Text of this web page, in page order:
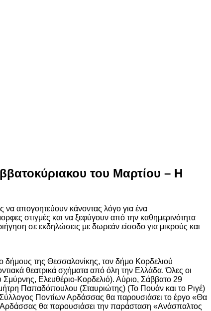
του Μαρτίου – Η
να απογοητεύουν κάνοντας λόγο για ένα
στιγμές και να ξεφύγουν από την καθημερινότητα
σε εκδηλώσεις με δωρεάν είσοδο για μικρούς και
της Θεσσαλονίκης, τον δήμο Κορδελιού
θεατρικά σχήματα από όλη την Ελλάδα. Όλες οι
Ελευθέριο-Κορδελιό). Αύριο, Σάββατο 29
Παπαδόπουλου (Σταυριώτης) (Το Πουάν και το Ριγέ)
Ποντίων Αρδάσσας θα παρουσιάσει το έργο «Θα
Αρδάσσας θα παρουσιάσει την παράσταση «Ανάσπαλτος